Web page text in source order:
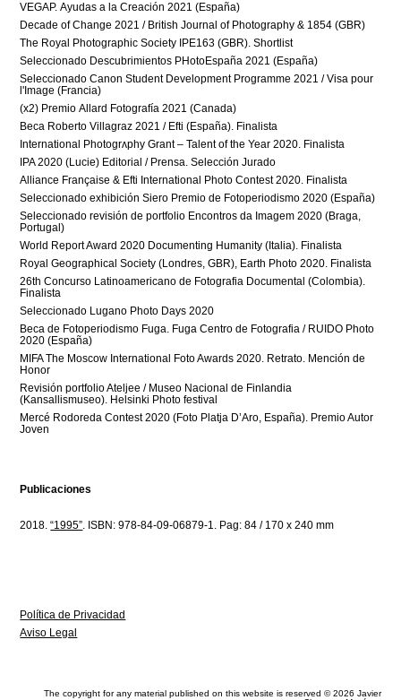
VEGAP. Ayudas a la Creación 2021 (España)
Decade of Change 2021 / British Journal of Photography & 1854 (GBR)
The Royal Photographic Society IPE163 (GBR). Shortlist
Seleccionado Descubrimientos PHotoEspaña 2021 (España)​​​​​​
Seleccionado Canon Student Development Programme 2021 / Visa pour
l'Image (Francia)
(x2) Premio Allard Fotografía 2021 (Canada)
Beca Roberto Villagraz 2021 / Efti (España). Finalista
International Photogrʌphy Grant – Talent of the Year 2020. Finalista
IPA 2020 (Lucie) Editorial / Prensa. Selección Jurado
Alliance Française & Efti International Photo Contest 2020. Finalista
Seleccionado exhibición Siero Premio de Fotoperiodismo 2020 (España)
Seleccionado revisión de portfolio Encontros da Imagem 2020 (Braga,
Portugal)
World Report Award 2020 Documenting Humanity (Italia). Finalista
Royal Geographical Society (Londres, GBR), Earth Photo 2020. Finalista
26th Concurso Latinoamericano de Fotografia Documental (Colombia).
Finalista
Seleccionado Lugano Photo Days 2020
Beca de Fotoperiodismo Fuga. Fuga Centro de Fotografia / RUIDO Photo
2020 (España)
MIFA The Moscow International Foto Awards 2020. Retrato. Mención de
Honor
Revisión portfolio Ateljee / Museo Nacional de Finlandia
(Kansallismuseo). Helsinki Photo festival
Mercé Rodoreda Contest 2020 (Foto Platja D’Aro, España). Premio Autor
Joven
Publicaciones
2018.“1995”. ISBN: 978-84-09-06879-1. Pag: 84 / 170 x 240 mm
Política de Privacidad
Aviso Legal
The copyright for any material published on this website is reserved © 2026 Javier